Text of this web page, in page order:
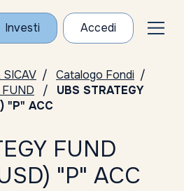
Investi Accedi
SICAV
Catalogo Fondi
UBS STRATEGY
"P" ACC
FUND
"P" ACC